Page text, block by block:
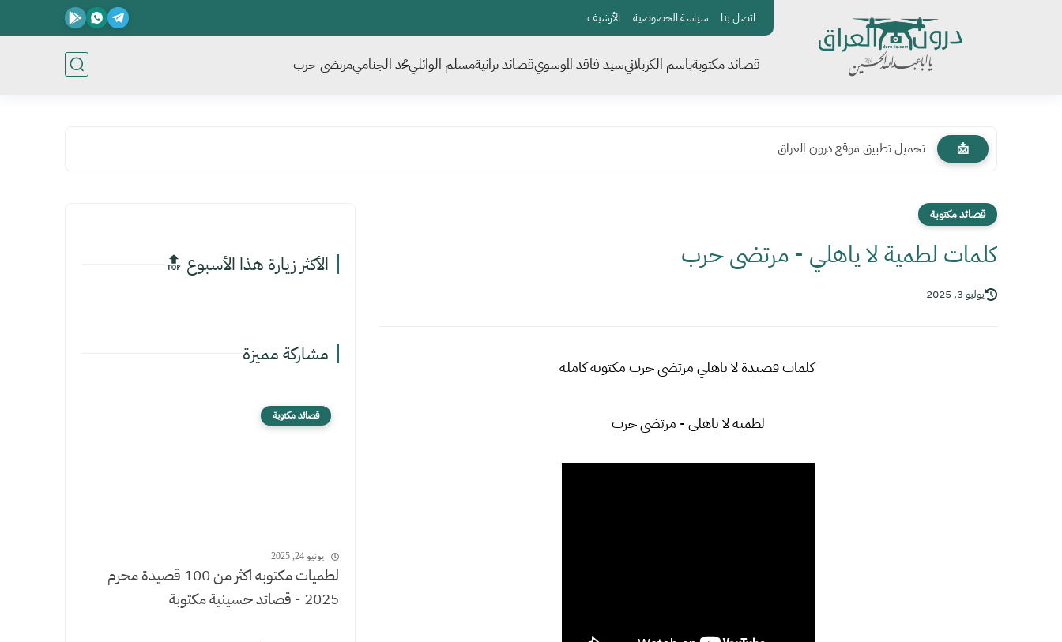
اتصل بنا سياسة الخصوصية الأرشيف
قصائد مكتوبةباسم الكربلائيسيد فاقد الموسويقصائد تراثيةمسلم الوائليمحمد الجناميمرتضى حرب
📩 تحميل تطبيق موقع درون العراق
قصائد مكتوبة
كلمات لطمية لا ياهلي - مرتضى حرب
يوليو 3, 2025
كلمات قصيدة لا ياهلي مرتضى حرب مكتوبه كامله
لطمية لا ياهلي - مرتضى حرب
الأكثر زيارة هذا الأسبوع 🔝
مشاركة مميزة
قصائد مكتوبة
يونيو 24, 2025
لطميات مكتوبه اكثر من 100 قصيدة محرم
2025 - قصائد حسينية مكتوبة